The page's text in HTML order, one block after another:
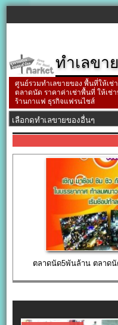
ทำเลขา
ศูนย์รวมทำเลขายของ พื้นที่ให้เ
ตลาดนัด ราคาค่าเช่าพื้นที่ ให้เช่
ร้านกาแฟ ธุรกิจแฟรนไชส์
ตลาดนัด5พันล้าน ตลาดนั